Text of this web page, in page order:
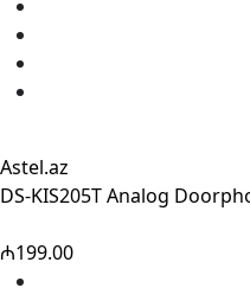
Astel.az
DS-KIS205T Analog
₼199.00